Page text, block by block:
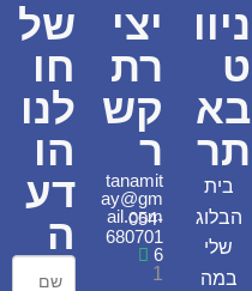
ניוו
ט
בא
תר
בית
הבלוג
שלי
במה
יצי
רת
קש
ר
tanamit
ay@gm
ail.com
054-
680701
6
1
של
חו
לנו
הו
דע
ה